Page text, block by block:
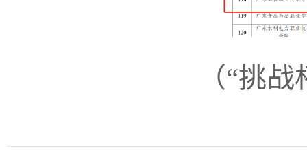
（“挑